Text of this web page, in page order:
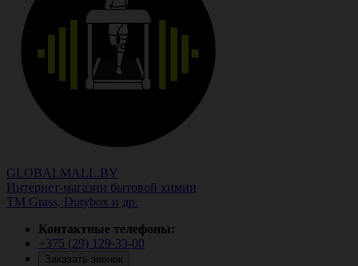
GLOBALMALL.BY
Интернет-магазин бытовой химии
ТМ Grass, Dutybox и др.
Контактные телефоны:
+375 (29) 129-33-00
Заказать звонок